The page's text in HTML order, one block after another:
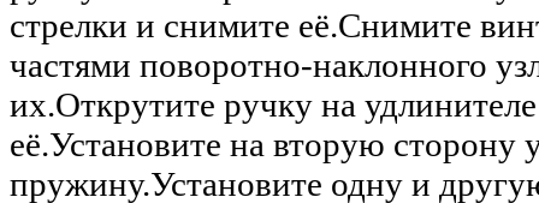
стрелки и снимите её.Снимите
частями поворотно-наклонного
их.Открутите ручку на
её.Установите на вторую сторону
пружину.Установите одну и